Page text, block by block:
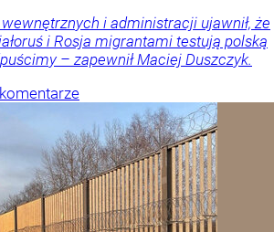
i administracji ujawnił, że
i Rosja migrantami testują polską
– zapewnił Maciej Duszczyk.